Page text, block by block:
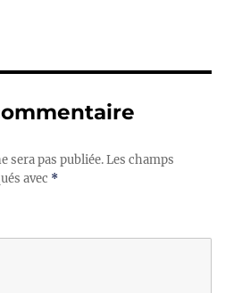
sera pas publiée. Les champs
avec *